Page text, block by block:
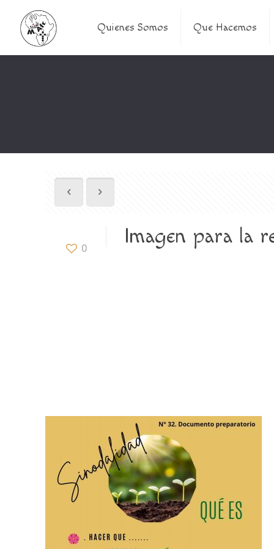
Quienes Somos Que Hacemos
0 Imagen para la